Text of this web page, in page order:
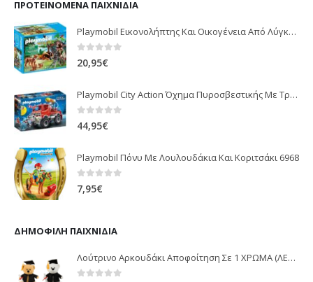
ΠΡΟΤΕΙΝΌΜΕΝΑ ΠΑΙΧΝΊΔΙΑ
Playmobil Εικονολήπτης Και Οικογένεια Από Λύγκες 5561
0 out of 5
20,95€
Playmobil City Action Όχημα Πυροσβεστικής Με Τροχαλία Ρυμούλκησης 9466
0 out of 5
44,95€
Playmobil Πόνυ Με Λουλουδάκια Και Κοριτσάκι 6968
0out of 5
7,95€
ΔΗΜΟΦΙΛΉ ΠΑΙΧΝΊΔΙΑ
Λούτρινο Αρκουδάκι Αποφοίτηση Σε 1 ΧΡΩΜΑ (ΛΕΥΚΟ)25Εκ 1850